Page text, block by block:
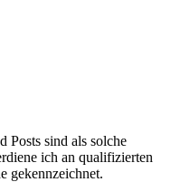
Posts sind als solche
ich an qualifizierten
gekennzeichnet.